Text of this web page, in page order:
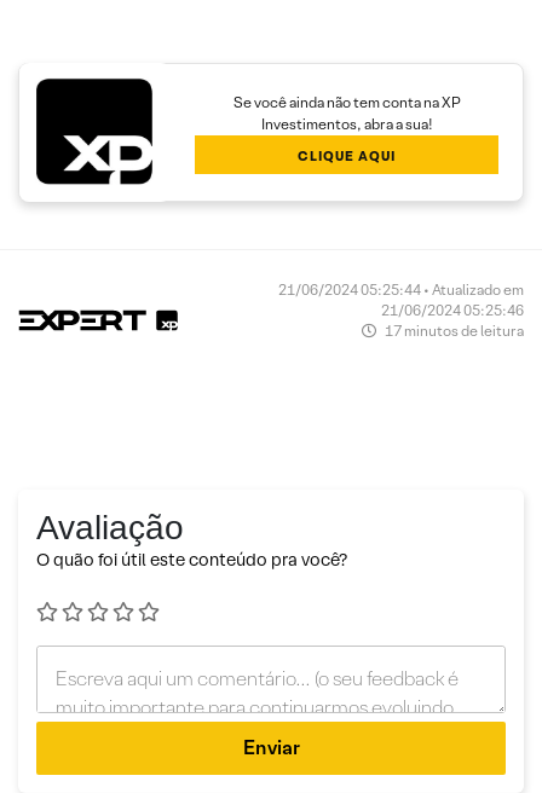
Se você ainda não tem conta na XP
Investimentos, abra a sua!
CLIQUE AQUI
21/06/2024 05:25:44 • Atualizado em
21/06/2024 05:25:46
17 minutos de leitura
Avaliação
O quão foi útil este conteúdo pra você?
Enviar